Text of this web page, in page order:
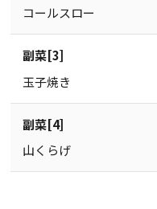
コールスロー
副菜[3]
玉子焼き
副菜[4]
山くらげ